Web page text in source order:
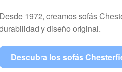
Desde 1972, creamos sofás
durabilidad y diseño original.
Descubra los sofás